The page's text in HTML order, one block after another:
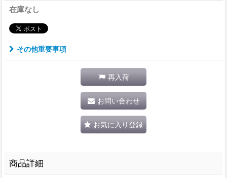
在庫なし
その他重要事項
再入荷
お問い合わせ
お気に入り登録
商品詳細